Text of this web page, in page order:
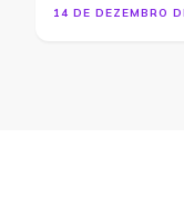
14 DE DEZEMBRO